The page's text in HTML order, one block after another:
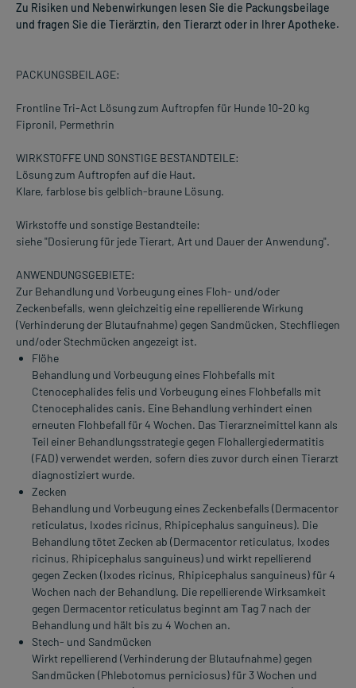
Zu Risiken und Nebenwirkungen lesen Sie die Packungsbeilage
und fragen Sie die Tierärztin, den Tierarzt oder in Ihrer Apotheke.
PACKUNGSBEILAGE:
Frontline Tri-Act Lösung zum Auftropfen für Hunde 10-20 kg
Fipronil, Permethrin
WIRKSTOFFE UND SONSTIGE BESTANDTEILE:
Lösung zum Auftropfen auf die Haut.
Klare, farblose bis gelblich-braune Lösung.
Wirkstoffe und sonstige Bestandteile:
siehe "Dosierung für jede Tierart, Art und Dauer der Anwendung".
ANWENDUNGSGEBIETE:
Zur Behandlung und Vorbeugung eines Floh- und/oder
Zeckenbefalls, wenn gleichzeitig eine repellierende Wirkung
(Verhinderung der Blutaufnahme) gegen Sandmücken, Stechfliegen
und/oder Stechmücken angezeigt ist.
Flöhe
Behandlung und Vorbeugung eines Flohbefalls mit
Ctenocephalides felis und Vorbeugung eines Flohbefalls mit
Ctenocephalides canis. Eine Behandlung verhindert einen
erneuten Flohbefall für 4 Wochen. Das Tierarzneimittel kann als
Teil einer Behandlungsstrategie gegen Flohallergiedermatitis
(FAD) verwendet werden, sofern dies zuvor durch einen Tierarzt
diagnostiziert wurde.
Zecken
Behandlung und Vorbeugung eines Zeckenbefalls (Dermacentor
reticulatus, Ixodes ricinus, Rhipicephalus sanguineus). Die
Behandlung tötet Zecken ab (Dermacentor reticulatus, Ixodes
ricinus, Rhipicephalus sanguineus) und wirkt repellierend
gegen Zecken (Ixodes ricinus, Rhipicephalus sanguineus) für 4
Wochen nach der Behandlung. Die repellierende Wirksamkeit
gegen Dermacentor reticulatus beginnt am Tag 7 nach der
Behandlung und hält bis zu 4 Wochen an.
Stech- und Sandmücken
Wirkt repellierend (Verhinderung der Blutaufnahme) gegen
Sandmücken (Phlebotomus perniciosus) für 3 Wochen und